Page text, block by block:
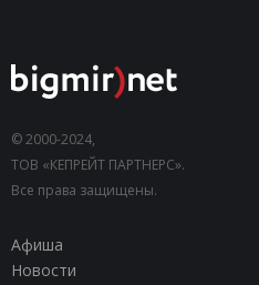
© 2000-2024,
ТОВ «КЕПРЕЙТ ПАРТНЕРС».
Все права защищены.
Афиша
Новости